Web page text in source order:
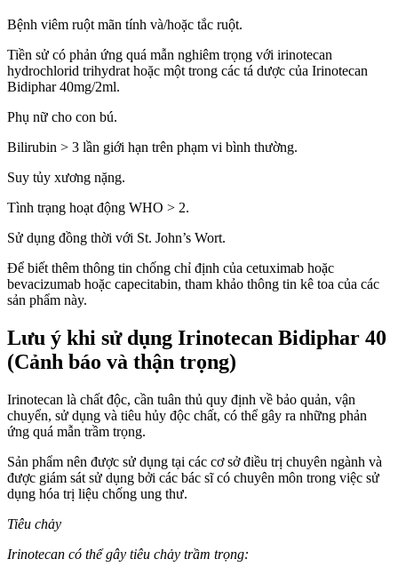
Bệnh viêm ruột mãn tính và/hoặc tắc ruột.
Tiền sử có phản ứng quá mẫn nghiêm trọng với irinotecan
hydrochlorid trihydrat hoặc một trong các tá dược của Irinotecan
Bidiphar 40mg/2ml.
Phụ nữ cho con bú.
Bilirubin > 3 lần giới hạn trên phạm vi bình thường.
Suy tủy xương nặng.
Tình trạng hoạt động WHO > 2.
Sử dụng đồng thời với St. John’s Wort.
Để biết thêm thông tin chống chỉ định của cetuximab hoặc
bevacizumab hoặc capecitabin, tham khảo thông tin kê toa của các
sản phẩm này.
Lưu ý khi sử dụng Irinotecan Bidiphar 40
(Cảnh báo và thận trọng)
Irinotecan là chất độc, cần tuân thủ quy định về bảo quản, vận
chuyển, sử dụng và tiêu hủy độc chất, có thể gây ra những phản
ứng quá mẫn trầm trọng.
Sản phẩm nên được sử dụng tại các cơ sở điều trị chuyên ngành và
được giám sát sử dụng bởi các bác sĩ có chuyên môn trong việc sử
dụng hóa trị liệu chống ung thư.
Tiêu chảy
Irinotecan có thể gây tiêu chảy trầm trọng: